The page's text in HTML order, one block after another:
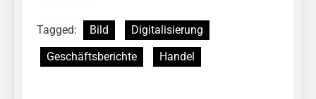
Tagged: Bild
Digitalisierung
Geschäftsberichte
Handel